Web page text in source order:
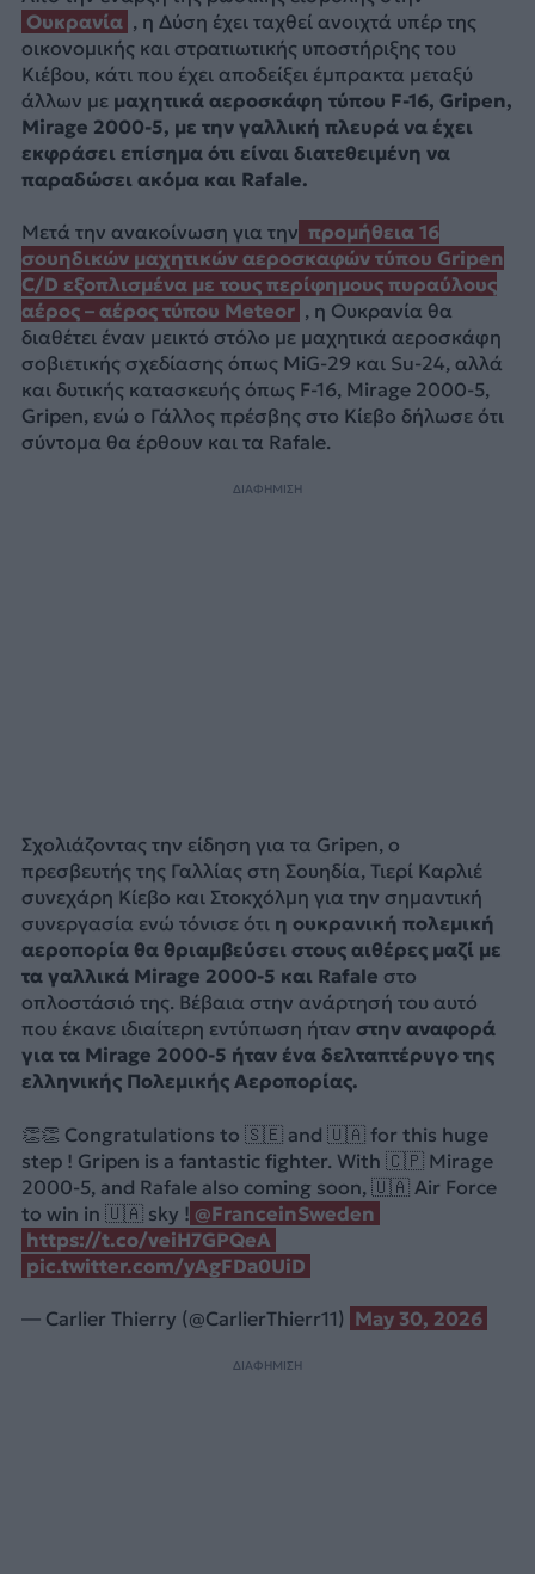
Ουκρανία , η Δύση έχει ταχθεί ανοιχτά υπέρ της
οικονομικής και στρατιωτικής υποστήριξης του
Κιέβου, κάτι που έχει αποδείξει έμπρακτα μεταξύ
άλλων με μαχητικά αεροσκάφη τύπου F-16, Gripen,
Mirage 2000-5, με την γαλλική πλευρά να έχει
εκφράσει επίσημα ότι είναι διατεθειμένη να
παραδώσει ακόμα και Rafale.
Μετά την ανακοίνωση για την προμήθεια 16
σουηδικών μαχητικών αεροσκαφών τύπου Gripen
C/D εξοπλισμένα με τους περίφημους πυραύλους
αέρος – αέρος τύπου Meteor , η Ουκρανία θα
διαθέτει έναν μεικτό στόλο με μαχητικά αεροσκάφη
σοβιετικής σχεδίασης όπως MiG-29 και Su-24, αλλά
και δυτικής κατασκευής όπως F-16, Mirage 2000-5,
Gripen, ενώ ο Γάλλος πρέσβης στο Κίεβο δήλωσε ότι
σύντομα θα έρθουν και τα Rafale.
ΔΙΑΦΗΜΙΣΗ
Σχολιάζοντας την είδηση για τα Gripen, ο
πρεσβευτής της Γαλλίας στη Σουηδία, Τιερί Καρλιέ
συνεχάρη Κίεβο και Στοκχόλμη για την σημαντική
συνεργασία ενώ τόνισε ότι η ουκρανική πολεμική
αεροπορία θα θριαμβεύσει στους αιθέρες μαζί με
τα γαλλικά Mirage 2000-5 και Rafale στο
οπλοστάσιό της. Βέβαια στην ανάρτησή του αυτό
που έκανε ιδιαίτερη εντύπωση ήταν στην αναφορά
για τα Mirage 2000-5 ήταν ένα δελταπτέρυγο της
ελληνικής Πολεμικής Αεροπορίας.
👏👏 Congratulations to 🇸🇪 and 🇺🇦 for this huge
step ! Gripen is a fantastic fighter. With 🇨🇵 Mirage
2000-5, and Rafale also coming soon, 🇺🇦 Air Force
to win in 🇺🇦 sky ! @FranceinSweden
https://t.co/veiH7GPQeA
pic.twitter.com/yAgFDa0UiD
— Carlier Thierry (@CarlierThierr11) May 30, 2026
ΔΙΑΦΗΜΙΣΗ